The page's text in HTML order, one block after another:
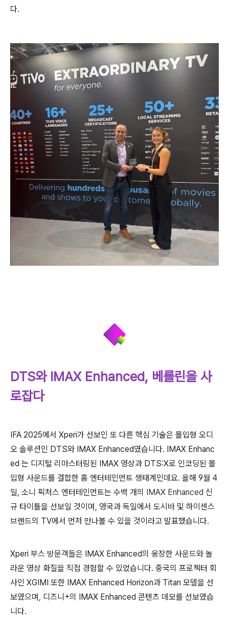
다.
DTS와 IMAX Enhanced, 베를린을 사
로잡다
IFA 2025에서 Xperi가 선보인 또 다른 핵심 기술은 몰입형 오디
오 솔루션인 DTS와 IMAX Enhanced였습니다. IMAX Enhanc
ed 는 디지털 리마스터링된 IMAX 영상과 DTS:X로 인코딩된 몰
입형 사운드를 결합한 홈 엔터테인먼트 생태계인데요. 올해 9월 4
일, 소니 픽처스 엔터테인먼트는 수백 개의 IMAX Enhanced 신
규 타이틀을 선보일 것이며, 영국과 독일에서 도시바 및 하이센스
브랜드의 TV에서 먼저 만나볼 수 있을 것이라고 발표했습니다.
Xperi 부스 방문객들은 IMAX Enhanced의 웅장한 사운드와 놀
라운 영상 화질을 직접 경험할 수 있었습니다. 중국의 프로젝터 회
사인 XGIMI 또한 IMAX Enhanced Horizon과 Titan 모델을 선
보였으며, 디즈니+의 IMAX Enhanced 콘텐츠 데모를 선보였습
니다.